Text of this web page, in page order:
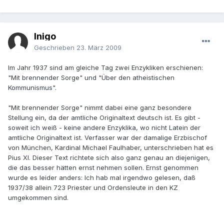
Inigo
Geschrieben 23. März 2009
Im Jahr 1937 sind am gleiche Tag zwei Enzykliken erschienen:
"Mit brennender Sorge" und "Über den atheistischen
Kommunismus".
"Mit brennender Sorge" nimmt dabei eine ganz besondere
Stellung ein, da der amtliche Originaltext deutsch ist. Es gibt -
soweit ich weiß - keine andere Enzyklika, wo nicht Latein der
amtliche Originaltext ist. Verfasser war der damalige Erzbischof
von München, Kardinal Michael Faulhaber, unterschrieben hat es
Pius XI. Dieser Text richtete sich also ganz genau an diejenigen,
die das besser hätten ernst nehmen sollen. Ernst genommen
wurde es leider anders: Ich hab mal irgendwo gelesen, daß
1937/38 allein 723 Priester und Ordensleute in den KZ
umgekommen sind.